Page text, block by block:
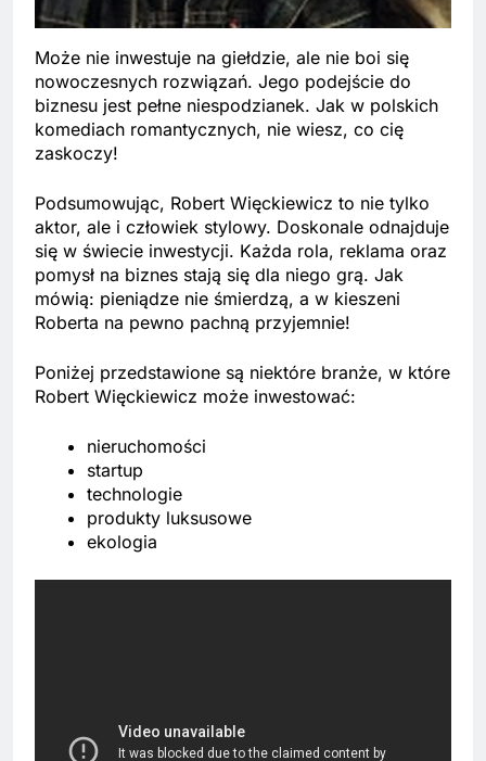
Może nie inwestuje na giełdzie, ale nie boi się
nowoczesnych rozwiązań. Jego podejście do
biznesu jest pełne niespodzianek. Jak w polskich
komediach romantycznych, nie wiesz, co cię
zaskoczy!
Podsumowując, Robert Więckiewicz to nie tylko
aktor, ale i człowiek stylowy. Doskonale odnajduje
się w świecie inwestycji. Każda rola, reklama oraz
pomysł na biznes stają się dla niego grą. Jak
mówią: pieniądze nie śmierdzą, a w kieszeni
Roberta na pewno pachną przyjemnie!
Poniżej przedstawione są niektóre branże, w które
Robert Więckiewicz może inwestować:
nieruchomości
startup
technologie
produkty luksusowe
ekologia